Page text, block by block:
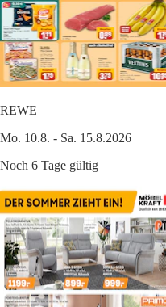
REWE
Mo. 10.8. - Sa. 15.8.2026
Noch 6 Tage gültig